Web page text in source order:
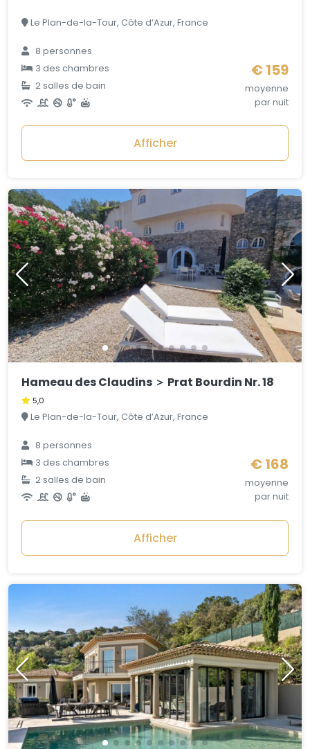
Le Plan-de-la-Tour, Côte d’Azur, France
8 personnes
3 des chambres
2 salles de bain
€ 159
moyenne
par nuit
Afficher
Hameau des Claudins ＞ Prat Bourdin Nr. 18
5,0
Le Plan-de-la-Tour, Côte d’Azur, France
8 personnes
3 des chambres
2 salles de bain
€ 168
moyenne
par nuit
Afficher